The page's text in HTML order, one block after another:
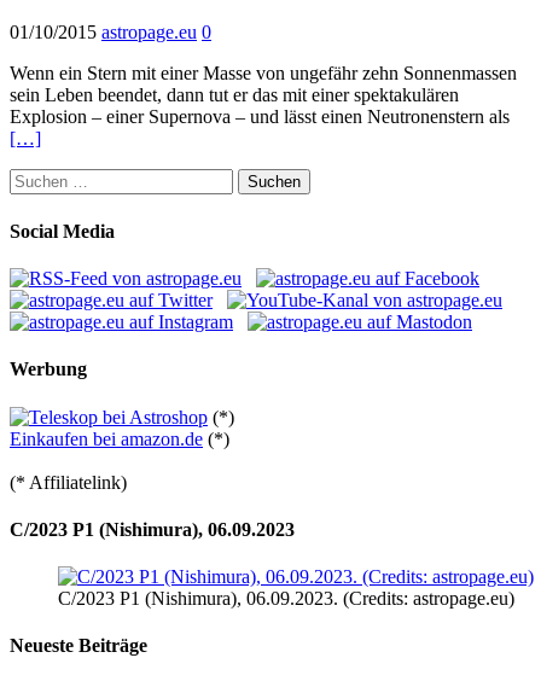
01/10/2015 astropage.eu 0
Wenn ein Stern mit einer Masse von ungefähr zehn Sonnenmassen
sein Leben beendet, dann tut er das mit einer spektakulären
Explosion – einer Supernova – und lässt einen Neutronenstern als
[…]
Suchen
nach:
Social Media
Werbung
(*)
Einkaufen bei amazon.de (*)
(* Affiliatelink)
C/2023 P1 (Nishimura), 06.09.2023
C/2023 P1 (Nishimura), 06.09.2023. (Credits: astropage.eu)
Neueste Beiträge